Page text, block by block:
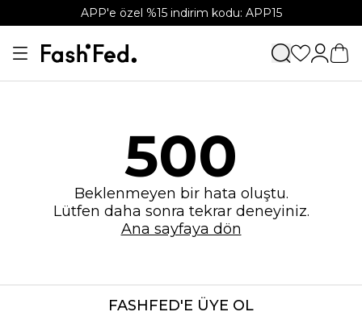
APP'e özel %15 indirim kodu: APP15
500
Beklenmeyen bir hata oluştu.
Lütfen daha sonra tekrar deneyiniz.
Ana sayfaya dön
FASHFED'E ÜYE OL